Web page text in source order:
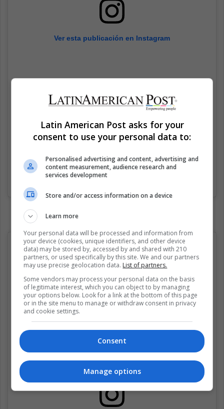
Ver esta publicación en Instagram
Latin American Post asks for your
consent to use your personal data to:
Personalised advertising and content, advertising and
content measurement, audience research and
services development
Store and/or access information on a device
Learn more
Your personal data will be processed and information from
your device (cookies, unique identifiers, and other device
data) may be stored by, accessed by and shared with 210
partners, or used specifically by this site. We and our partners
may use precise geolocation data. List of partners.
Some vendors may process your personal data on the basis
of legitimate interest, which you can object to by managing
your options below. Look for a link at the bottom of this page
or in the site menu to manage or withdraw consent in privacy
and cookie settings.
Consent
Manage options